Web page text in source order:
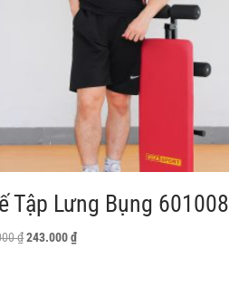
Tập Lưng Bụng 601008
₫Giá
243.000₫Giá